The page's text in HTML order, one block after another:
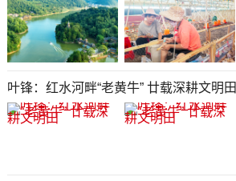
叶锋：红水河畔“老黄牛” 廿载深耕文明田